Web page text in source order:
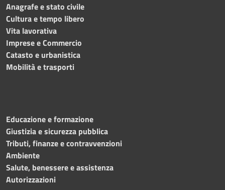
Anagrafe e stato civile
Cultura e tempo libero
Vita lavorativa
Imprese e Commercio
Catasto e urbanistica
Mobilità e trasporti
Educazione e formazione
Giustizia e sicurezza pubblica
Tributi, finanze e contravvenzioni
Ambiente
Salute, benessere e assistenza
Autorizzazioni